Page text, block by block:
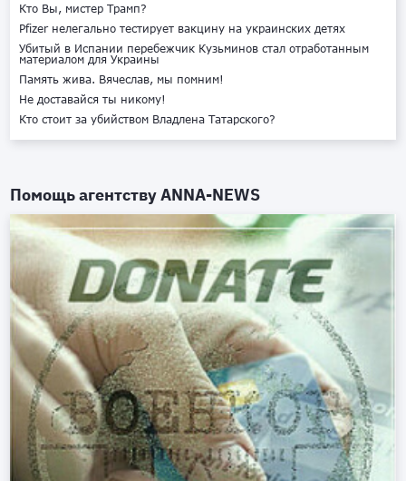
Кто Вы, мистер Трамп?
Pfizer нелегально тестирует вакцину на украинских детях
Убитый в Испании перебежчик Кузьминов стал отработанным
материалом для Украины
Память жива. Вячеслав, мы помним!
Не доставайся ты никому!
Кто стоит за убийством Владлена Татарского?
Помощь агентствуANNA-NEWS